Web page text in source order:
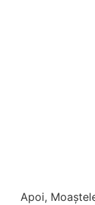
Apoi,